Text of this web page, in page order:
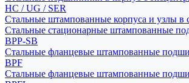
HC / UG / SER
Стальные штампованные корпуса и узлы в
Стальные стационарные штампованные
BPP-SB
Стальные фланцевые штампованные
BPF
Стальные фланцевые штампованные